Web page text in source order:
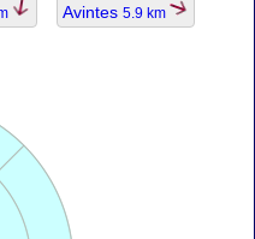
Avintes 5.9 km